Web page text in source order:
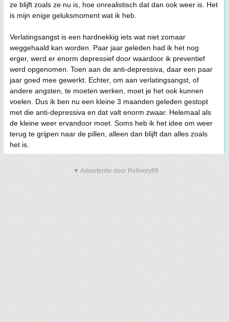
ze blijft zoals ze nu is, hoe onrealistisch dat dan ook weer is. Het
is mijn enige geluksmoment wat ik heb.
Verlatingsangst is een hardnekkig iets wat niet zomaar
weggehaald kan worden. Paar jaar geleden had ik het nog
erger, werd er enorm depressief door waardoor ik preventief
werd opgenomen. Toen aan de anti-depressiva, daar een paar
jaar goed mee gewerkt. Echter, om aan verlatingsangst, of
andere angsten, te moeten werken, moet je het ook kunnen
voelen. Dus ik ben nu een kleine 3 maanden geleden gestopt
met die anti-depressiva en dat valt enorm zwaar. Helemaal als
de kleine weer ervandoor moet. Soms heb ik het idee om weer
terug te grijpen naar de pillen, alleen dan blijft dan alles zoals
het is.
▼ Advertentie door Refinery89